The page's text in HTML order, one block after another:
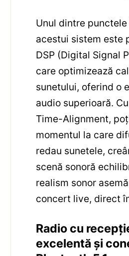
Unul dintre
acestui sistem este
DSP (Digital Signal
care optimizează
sunetului, oferind o
audio superioară.
Time-Alignment,
momentul la care
redau sunetele,
scenă sonoră
realism sonor
concert live, direct
Radio cu
excelentă și